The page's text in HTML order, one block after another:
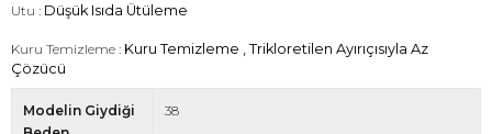
Utu : Düşük Isıda Ütüleme
Kuru Temizleme : Kuru Temizleme , Trikloretilen Ayırıçısıyla Az
Çözücü
Modelin Giydiği
38